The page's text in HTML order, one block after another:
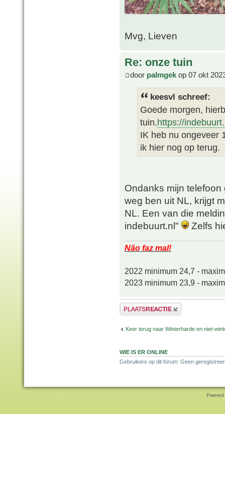
Mvg, Lieven
Re: onze tuin
door palmgek op 07 okt
keesvl schreef:
Goede morgen,
tuin.https://
IK heb nu ongeveer
ik hier nog op terug.
Ondanks mijn
weg ben uit NL, krijgt
NL. Een van die
indebuurt.nl"
Zelfs
Não faz mal!
2022 minimum 24,7 -
2023 minimum 23,9 -
Plaats een reactie
Keer terug naar Winterharde en niet-
WIE IS ER ONLINE
Gebruikers op dit forum: Geen